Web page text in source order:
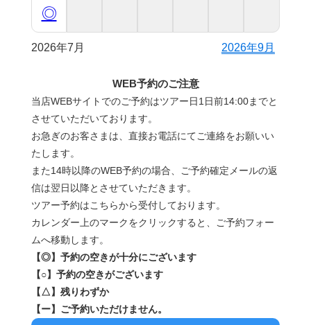
WEB予約のご注意
当店WEBサイトでのご予約はツアー日1日前14:00までと
させていただいております。
お急ぎのお客さまは、直接お電話にてご連絡をお願いい
たします。
また14時以降のWEB予約の場合、ご予約確定メールの返
信は翌日以降とさせていただきます。
ツアー予約はこちらから受付しております。
カレンダー上のマークをクリックすると、ご予約フォー
ムへ移動します。
【◎】予約の空きが十分にございます
【○】予約の空きがございます
【△】残りわずか
【ー】ご予約いただけません。
◎
2026年7月 2026年9月